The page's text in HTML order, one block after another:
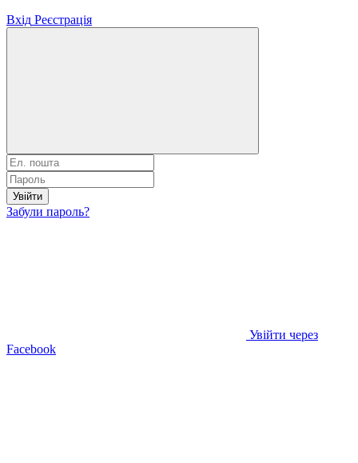
Вхід Реєстрація
Увійти
Забули пароль?
Увійти через
Facebook